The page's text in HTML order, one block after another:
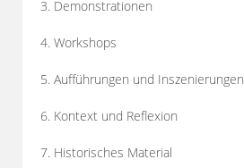
3. Demonstrationen
4. Workshops
5. Aufführungen und Inszenierungen
6. Kontext und Reflexion
7. Historisches Material